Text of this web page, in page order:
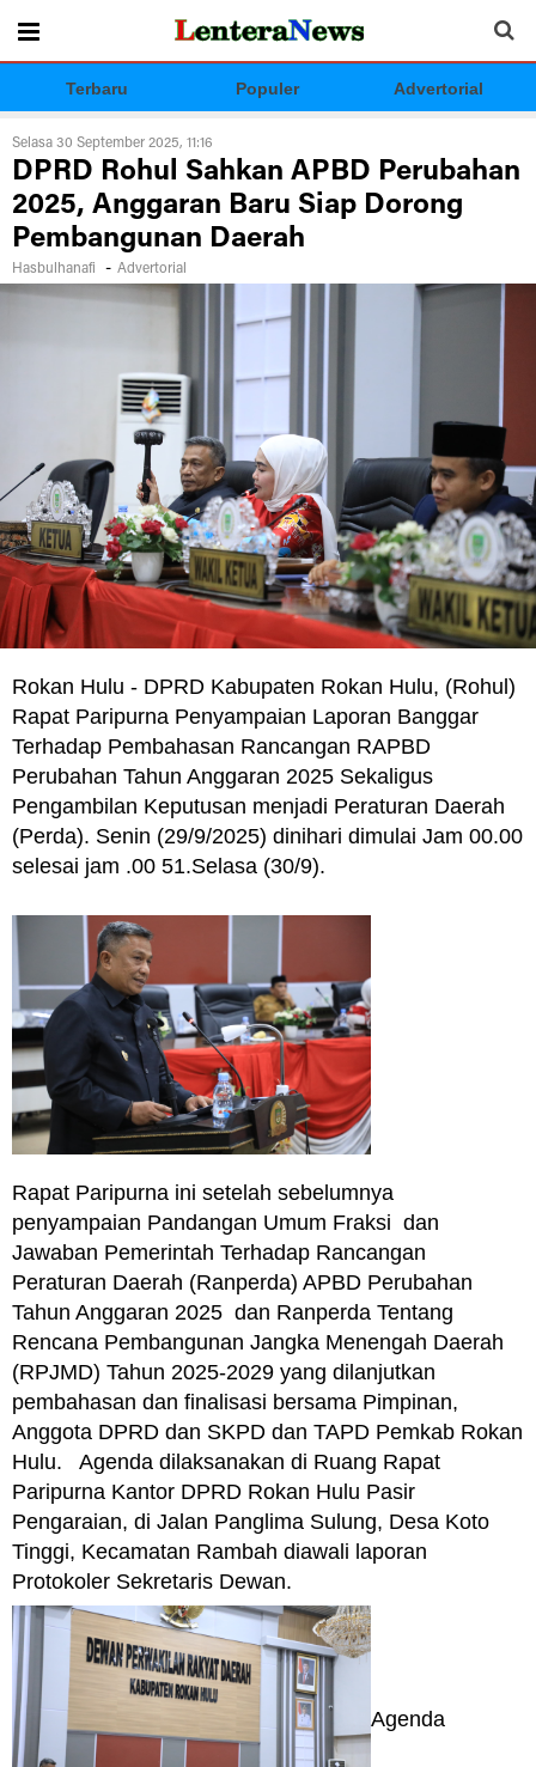
Terbaru Populer Advertorial
Selasa 30 September 2025, 11:16
DPRD Rohul Sahkan APBD Perubahan
2025, Anggaran Baru Siap Dorong
Pembangunan Daerah
Hasbulhanafi - Advertorial
Rokan Hulu - DPRD Kabupaten Rokan Hulu, (Rohul)
Rapat Paripurna Penyampaian Laporan Banggar
Terhadap Pembahasan Rancangan RAPBD
Perubahan Tahun Anggaran 2025 Sekaligus
Pengambilan Keputusan menjadi Peraturan Daerah
(Perda). Senin (29/9/2025) dinihari dimulai Jam 00.00
selesai jam .00 51.Selasa (30/9).
Rapat Paripurna ini setelah sebelumnya
penyampaian Pandangan Umum Fraksi dan
Jawaban Pemerintah Terhadap Rancangan
Peraturan Daerah (Ranperda) APBD Perubahan
Tahun Anggaran 2025 dan Ranperda Tentang
Rencana Pembangunan Jangka Menengah Daerah
(RPJMD) Tahun 2025-2029 yang dilanjutkan
pembahasan dan finalisasi bersama Pimpinan,
Anggota DPRD dan SKPD dan TAPD Pemkab Rokan
Hulu. Agenda dilaksanakan di Ruang Rapat
Paripurna Kantor DPRD Rokan Hulu Pasir
Pengaraian, di Jalan Panglima Sulung, Desa Koto
Tinggi, Kecamatan Rambah diawali laporan
Protokoler Sekretaris Dewan.
Agenda